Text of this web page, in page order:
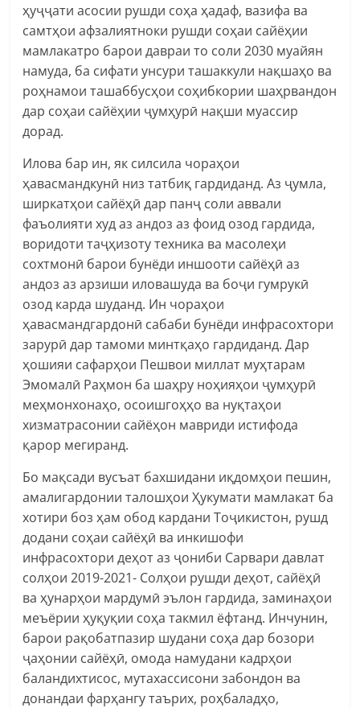
ҳуҷҷати асосии рушди соҳа ҳадаф, вазифа ва
самтҳои афзалиятноки рушди соҳаи сайёҳии
мамлакатро барои давраи то соли 2030 муайян
намуда, ба сифати унсури ташаккули нақшаҳо ва
роҳнамои ташаббусҳои соҳибкории шаҳрвандон
дар соҳаи сайёҳии ҷумҳурӣ нақши муассир
дорад.
Илова бар ин, як силсила чораҳои
ҳавасмандкунӣ низ татбиқ гардиданд. Аз ҷумла,
ширкатҳои сайёҳӣ дар панҷ соли аввали
фаъолияти худ аз андоз аз фоид озод гардида,
воридоти таҷҳизоту техника ва масолеҳи
сохтмонӣ барои бунёди иншооти сайёҳӣ аз
андоз аз арзиши иловашуда ва боҷи гумрукӣ
озод карда шуданд. Ин чораҳои
ҳавасмандгардонӣ сабаби бунёди инфрасохтори
зарурӣ дар тамоми минтқаҳо гардиданд. Дар
ҳошияи сафарҳои Пешвои миллат муҳтарам
Эмомалӣ Раҳмон ба шаҳру ноҳияҳои ҷумҳурӣ
меҳмонхонаҳо, осоишгоҳҳо ва нуқтаҳои
хизматрасонии сайёҳон мавриди истифода
қарор мегиранд.
Бо мақсади вусъат бахшидани иқдомҳои пешин,
амалигардонии талошҳои Ҳукумати мамлакат ба
хотири боз ҳам обод кардани Тоҷикистон, рушд
додани соҳаи сайёҳӣ ва инкишофи
инфрасохтори деҳот аз ҷониби Сарвари давлат
солҳои 2019-2021- Солҳои рушди деҳот, сайёҳӣ
ва ҳунарҳои мардумӣ эълон гардида, заминаҳои
меъёрии ҳуқуқии соҳа такмил ёфтанд. Инчунин,
барои рақобатпазир шудани соҳа дар бозори
ҷаҳонии сайёҳӣ, омода намудани кадрҳои
баландихтисос, мутахассисони забондон ва
донандаи фарҳангу таърих, роҳбаладҳо,